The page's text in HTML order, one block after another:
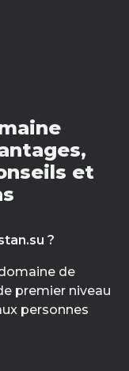
et
?
de
premier niveau
personnes